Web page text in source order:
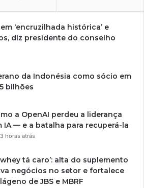
‘encruzilhada histórica’ e
diz presidente do conselho
da Indonésia como sócio em
bilhões
a OpenAI perdeu a liderança
IA — e a batalha para recuperá-la
horas atrás
whey tá caro’: alta do suplemento
negócios no setor e fortalece
de JBS e MBRF